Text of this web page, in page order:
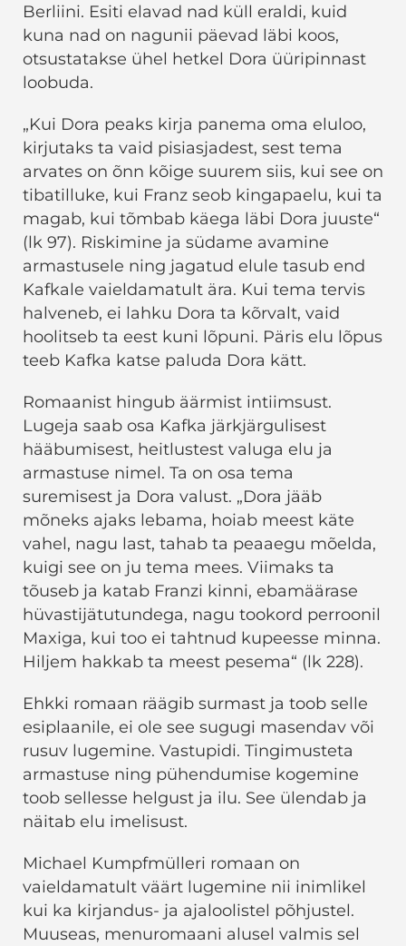
Berliini. Esiti elavad nad küll eraldi, kuid
kuna nad on nagunii päevad läbi koos,
otsustatakse ühel hetkel Dora üüripinnast
loobuda.
„Kui Dora peaks kirja panema oma eluloo,
kirjutaks ta vaid pisiasjadest, sest tema
arvates on õnn kõige suurem siis, kui see on
tibatilluke, kui Franz seob kingapaelu, kui ta
magab, kui tõmbab käega läbi Dora juuste“
(lk 97). Riskimine ja südame avamine
armastusele ning jagatud elule tasub end
Kafkale vaieldamatult ära. Kui tema tervis
halveneb, ei lahku Dora ta kõrvalt, vaid
hoolitseb ta eest kuni lõpuni. Päris elu lõpus
teeb Kafka katse paluda Dora kätt.
Romaanist hingub äärmist intiimsust.
Lugeja saab osa Kafka järkjärgulisest
hääbumisest, heitlustest valuga elu ja
armastuse nimel. Ta on osa tema
suremisest ja Dora valust. „Dora jääb
mõneks ajaks lebama, hoiab meest käte
vahel, nagu last, tahab ta peaaegu mõelda,
kuigi see on ju tema mees. Viimaks ta
tõuseb ja katab Franzi kinni, ebamäärase
hüvastijätutundega, nagu tookord perroonil
Maxiga, kui too ei tahtnud kupeesse minna.
Hiljem hakkab ta meest pesema“ (lk 228).
Ehkki romaan räägib surmast ja toob selle
esiplaanile, ei ole see sugugi masendav või
rusuv lugemine. Vastupidi. Tingimusteta
armastuse ning pühendumise kogemine
toob sellesse helgust ja ilu. See ülendab ja
näitab elu imelisust.
Michael Kumpfmülleri romaan on
vaieldamatult väärt lugemine nii inimlikel
kui ka kirjandus- ja ajaloolistel põhjustel.
Muuseas, menuromaani alusel valmis sel